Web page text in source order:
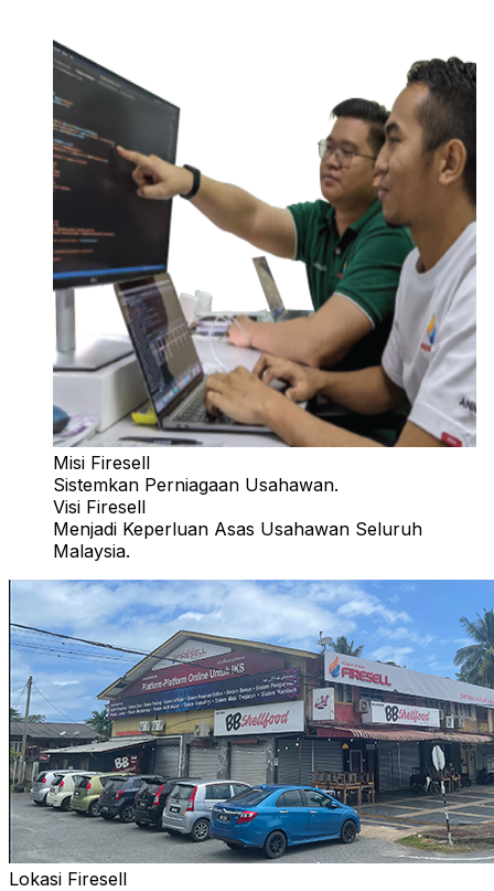
Misi Firesell
Sistemkan Perniagaan Usahawan.
Visi Firesell
Menjadi Keperluan Asas Usahawan Seluruh
Malaysia.
Lokasi Firesell